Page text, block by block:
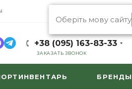
Оберіть мову сайту
+38 (095) 163-83-33
ЗАКАЗАТЬ ЗВОНОК
БРЕНДЫ